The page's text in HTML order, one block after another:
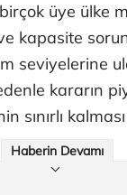
üye ülke
kapasite
seviyelerine
kararın
sınırlı
Haberin Devamı